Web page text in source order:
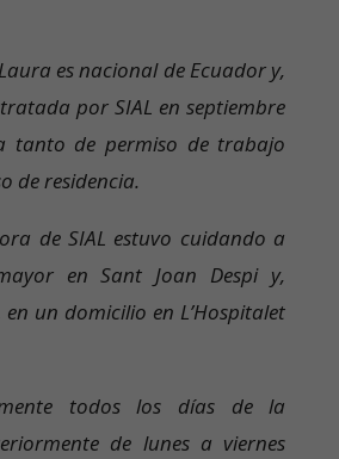
es nacional de Ecuador y,
por SIAL en septiembre
tanto de permiso de trabajo
de residencia.
de SIAL estuvo cuidando a
en Sant Joan Despi y,
un domicilio en L’Hospitalet
todos los días de la
de lunes a viernes